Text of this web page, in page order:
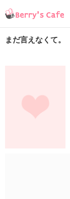
まだ言えなくて。